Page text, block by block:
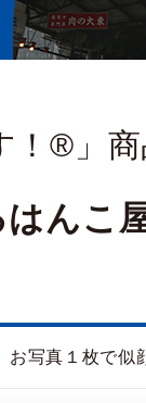
！®」
んこ
写真１枚で似